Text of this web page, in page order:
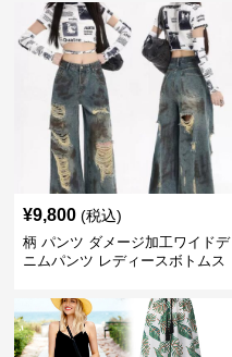
¥9,800 (税込)
柄 パンツ ダメージ加工ワイドデ
ニムパンツ レディースボトムス